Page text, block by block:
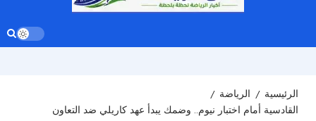
الرئيسية
الرياضة
القادسية أمام اختبار نيوم.. وضمك يبدأ عهد كاريلي ضد التعاون